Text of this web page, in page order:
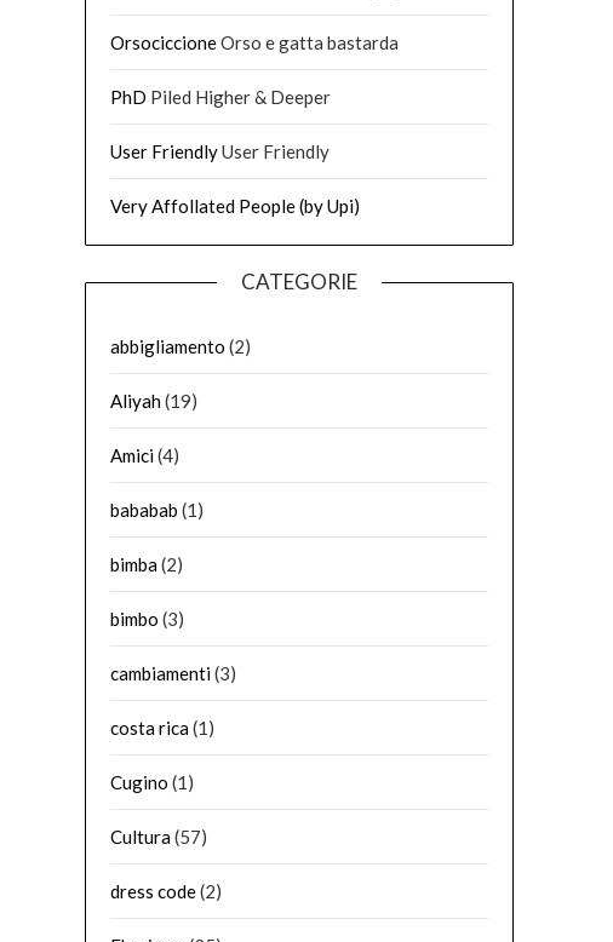
OrsociccioneOrso e gatta bastarda
PhD Piled Higher & Deeper
User FriendlyUser Friendly
Very Affollated People (by Upi)
CATEGORIE
abbigliamento (2)
Aliyah(19)
Amici(4)
bababab (1)
bimba(2)
bimbo (3)
cambiamenti(3)
costa rica(1)
Cugino (1)
Cultura(57)
dress code(2)